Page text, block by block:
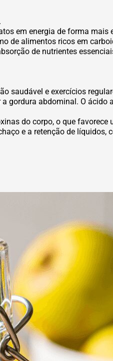
em energia de forma
de alimentos ricos em
de nutrientes
saudável e exercícios
gordura abdominal. O ácido
do corpo, o que
e a retenção de